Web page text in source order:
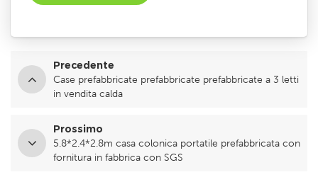
Precedente
Case prefabbricate prefabbricate prefabbricate a 3 letti
in vendita calda
Prossimo
5.8*2.4*2.8m casa colonica portatile prefabbricata con
fornitura in fabbrica con SGS